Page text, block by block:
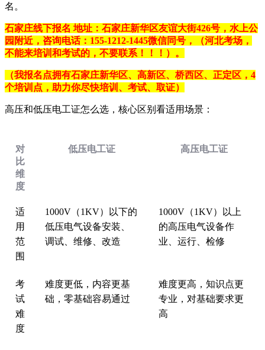
名。
石家庄线下报名 地址：石家庄新华区友谊大街426号，水上公
园附近，咨询电话：155-1212-1445微信同号，（河北考场，
不能来培训和考试的，不要联系！！！）。
（我报名点拥有石家庄新华区、高新区、桥西区、正定区，4
个培训点，助力你尽快培训、考试、取证）
高压和低压电工证怎么选，核心区别看适用场景：
对
比
维
度
低压电工证 高压电工证
适
用
范
围
1000V（1KV）以下的
低压电气设备安装、
调试、维修、改造
1000V（1KV）以上
的高压电气设备作
业、运行、检修
考
试
难
度
难度更低，内容更基
础，零基础容易通过
难度更高，知识点更
专业，对基础要求更
高